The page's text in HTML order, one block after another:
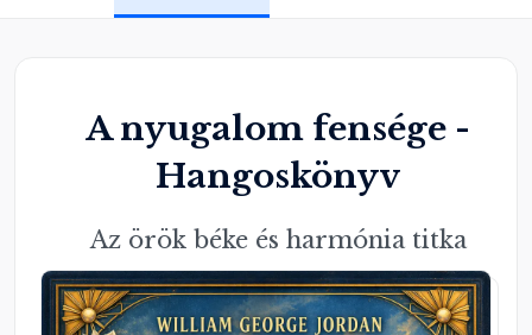
A nyugalom fensége -
Hangoskönyv
Az örök béke és harmónia titka